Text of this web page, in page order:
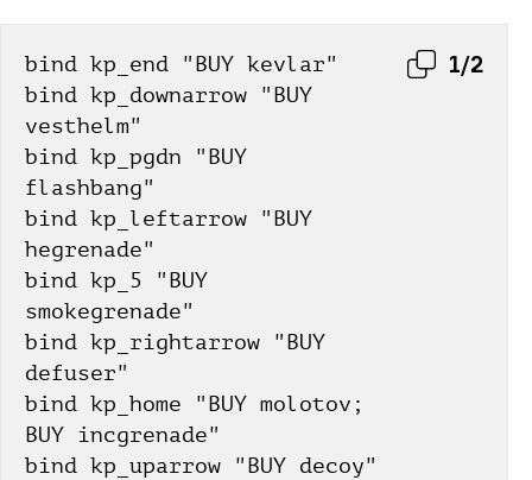
bind kp_end "BUY kevlar"
bind kp_downarrow "BUY
vesthelm"
bind kp_pgdn "BUY
flashbang"
bind kp_leftarrow "BUY
hegrenade"
bind kp_5 "BUY
smokegrenade"
bind kp_rightarrow "BUY
defuser"
bind kp_home "BUY molotov;
BUY incgrenade"
bind kp_uparrow "BUY decoy"
1/2